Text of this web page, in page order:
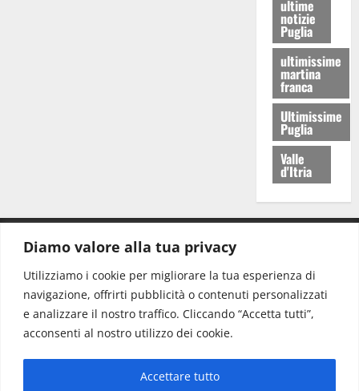
Diamo valore alla tua privacy
Utilizziamo i cookie per migliorare la tua esperienza di
navigazione, offrirti pubblicità o contenuti personalizzati
e analizzare il nostro traffico. Cliccando “Accetta tutti”,
acconsenti al nostro utilizzo dei cookie.
Accettare tutto
ultime
notizie
Puglia
ultimissime
martina
franca
Ultimissime
Puglia
Valle
d'Itria
Redazione: redazione@www.martinasera.it
Direttore:direttore@www.martinasera.it
Info & Commerciale:info@www.martinasera.it